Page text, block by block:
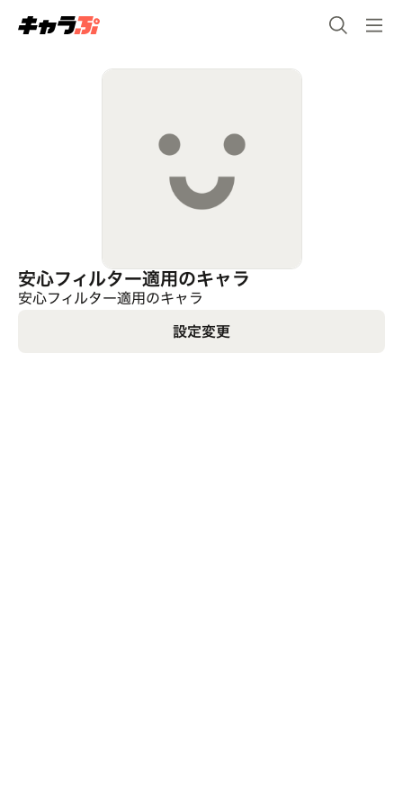
安心フィルター適用のキャラ
安心フィルター適用のキャラ
設定変更